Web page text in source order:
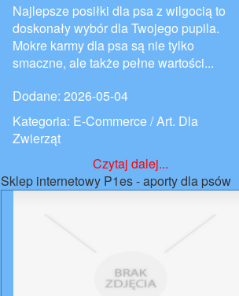
Najlepsze posiłki dla psa z wilgocią to
doskonały wybór dla Twojego pupila.
Mokre karmy dla psa są nie tylko
smaczne, ale także pełne wartości...
Dodane: 2026-05-04
Kategoria: E-Commerce / Art. Dla
Zwierząt
Czytaj dalej...
Sklep internetowy P1es - aporty dla psów